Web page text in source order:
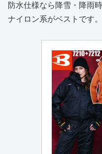
防水仕様なら降雪・降雨
ナイロン系がベストです。